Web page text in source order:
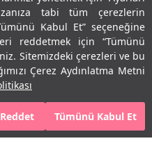
tabi tüm çerezlerin
Kabul Et” seçeneğine
reddetmek için “Tümünü
Sitemizdeki çerezleri ve bu
Çerez Aydınlatma Metni
Tümünü Kabul Et
HEMEN AL